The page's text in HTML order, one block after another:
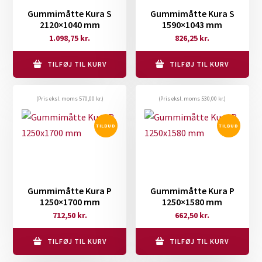
Gummimåtte Kura S
2120×1040 mm
Den
oprindelige
pris
var:
1.098,75 kr.
aktuelle
pris
er:
TILFØJ TIL KURV
Gummimåtte Kura S
1590×1043 mm
Den
oprindelige
pris
var:
826,25 kr.
aktuelle
pris
er:
TILFØJ TIL KURV
(Pris eksl. moms 570,00 kr.)
TILBUD
Gummimåtte Kura P
1250×1700 mm
Den
oprindelige
pris
var:
712,50 kr.Den
aktuelle
pris
er:
TILFØJ TIL KURV
(Pris eksl. moms 530,00 kr.)
TILBUD
Gummimåtte Kura P
1250×1580 mm
Den
oprindelige
pris
var:
662,50 kr.
aktuelle
pris
er:
TILFØJ TIL KURV